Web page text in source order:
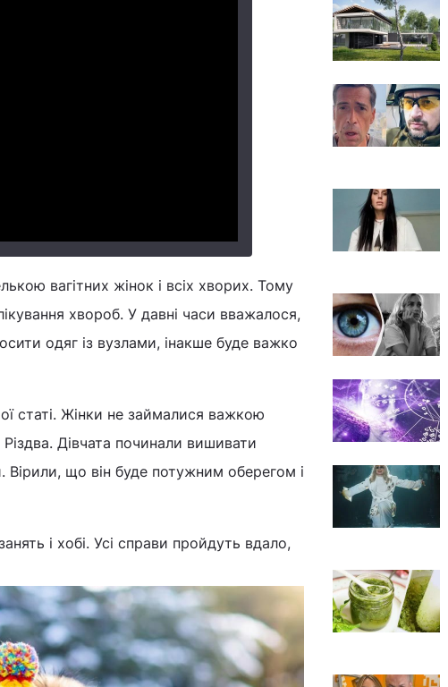
вагітних жінок і всіх хворих. Тому
хвороб. У давні часи вважалося,
одяг із вузлами, інакше буде важко
статі. Жінки не займалися важкою
Дівчата починали вишивати
що він буде потужним оберегом і
і хобі. Усі справи пройдуть вдало,